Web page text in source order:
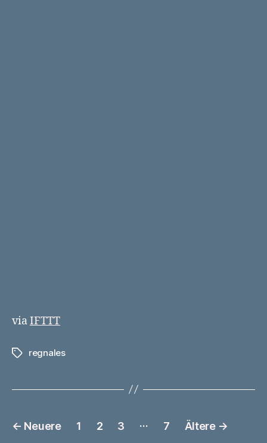
viaIFTTT
Schlagwörter
regnales
Seitennummerierung
← Neuere 1 2 3 … 7 Ältere →